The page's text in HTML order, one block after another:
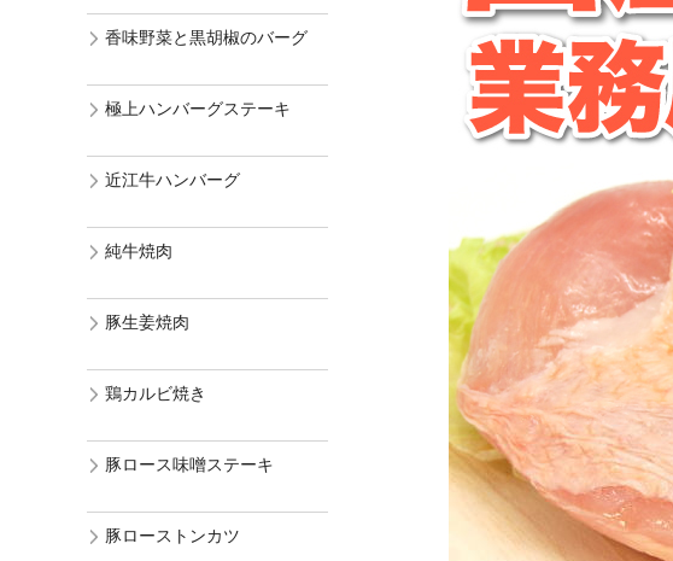
香味野菜と黒胡椒のバーグ
極上ハンバーグステーキ
近江牛ハンバーグ
純牛焼肉
豚生姜焼肉
鶏カルビ焼き
豚ロース味噌ステーキ
豚ローストンカツ